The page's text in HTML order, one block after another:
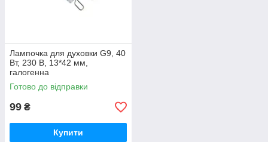
Лампочка для духовки G9, 40
Вт, 230 В, 13*42 мм,
галогенна
Готово до відправки
99 ₴
Купити